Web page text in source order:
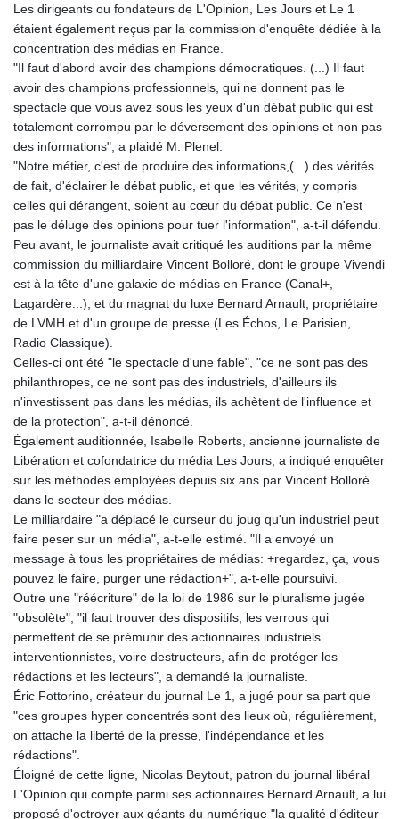
GTQ 8.808015
GYD 241.504196
HKD 9.039024
HNL 30.940078
HRK 7.533599
HTG 150.927975
HUF 365.333043
IDR 20624.533343
ILS 3.472762
IMP 0.856369
INR 109.715086
IQD 1512.239361
IRR
1584113.947438
ISK 142.468329
JEP 0.856369
JMD 182.981857
JPY 182.455111
KES 149.049537
KGS 100.760472
KMF 491.993323
KRW 1637.219545
KWD 0.356067
KZT 540.94374
LAK 26082.966454
LBP
103373.346556
LKR 387.758699
LRD 208.366759
LSL 18.828807
LTL 3.402172
LVL 0.696959
LYD 7.358683
MAD 10.770417
MDL 20.085595
MKD 61.539077
MMK 2419.122624
Les dirigeants ou fondateurs de L'Opinion, Les Jours et Le 1
étaient également reçus par la commission d'enquête dédiée à la
concentration des médias en France.
"Il faut d'abord avoir des champions démocratiques. (...) Il faut
avoir des champions professionnels, qui ne donnent pas le
spectacle que vous avez sous les yeux d'un débat public qui est
totalement corrompu par le déversement des opinions et non pas
des informations", a plaidé M. Plenel.
"Notre métier, c'est de produire des informations,(...) des vérités
de fait, d'éclairer le débat public, et que les vérités, y compris
celles qui dérangent, soient au cœur du débat public. Ce n'est
pas le déluge des opinions pour tuer l'information", a-t-il défendu.
Peu avant, le journaliste avait critiqué les auditions par la même
commission du milliardaire Vincent Bolloré, dont le groupe Vivendi
est à la tête d'une galaxie de médias en France (Canal+,
Lagardère...), et du magnat du luxe Bernard Arnault, propriétaire
de LVMH et d'un groupe de presse (Les Échos, Le Parisien,
Radio Classique).
Celles-ci ont été "le spectacle d'une fable", "ce ne sont pas des
philanthropes, ce ne sont pas des industriels, d'ailleurs ils
n'investissent pas dans les médias, ils achètent de l'influence et
de la protection", a-t-il dénoncé.
Également auditionnée, Isabelle Roberts, ancienne journaliste de
Libération et cofondatrice du média Les Jours, a indiqué enquêter
sur les méthodes employées depuis six ans par Vincent Bolloré
dans le secteur des médias.
Le milliardaire "a déplacé le curseur du joug qu'un industriel peut
faire peser sur un média", a-t-elle estimé. "Il a envoyé un
message à tous les propriétaires de médias: +regardez, ça, vous
pouvez le faire, purger une rédaction+", a-t-elle poursuivi.
Outre une "réécriture" de la loi de 1986 sur le pluralisme jugée
"obsolète", "il faut trouver des dispositifs, les verrous qui
permettent de se prémunir des actionnaires industriels
interventionnistes, voire destructeurs, afin de protéger les
rédactions et les lecteurs", a demandé la journaliste.
Éric Fottorino, créateur du journal Le 1, a jugé pour sa part que
"ces groupes hyper concentrés sont des lieux où, régulièrement,
on attache la liberté de la presse, l'indépendance et les
rédactions".
Éloigné de cette ligne, Nicolas Beytout, patron du journal libéral
L'Opinion qui compte parmi ses actionnaires Bernard Arnault, a lui
proposé d'octroyer aux géants du numérique "la qualité d'éditeur